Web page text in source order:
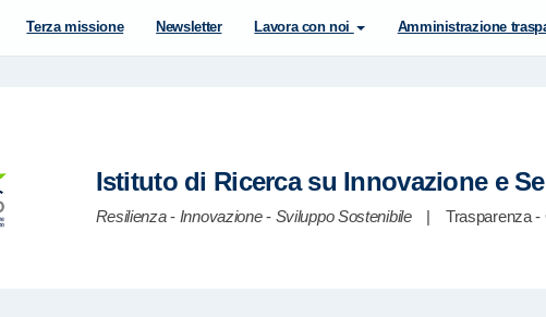
Terza missione Newsletter Lavora con noi Amministrazione
Istituto di Ricerca su Innovazione e
Resilienza- Innovazione- Sviluppo Sostenibile Trasparenza